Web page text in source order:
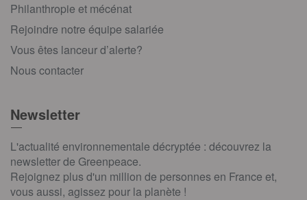
Philanthropie et mécénat
Rejoindre notre équipe salariée
Vous êtes lanceur d’alerte?
Nous contacter
Newsletter
L'actualité environnementale décryptée : découvrez la
newsletter de Greenpeace.
Rejoignez plus d'un million de personnes en France et,
vous aussi, agissez pour la planète !